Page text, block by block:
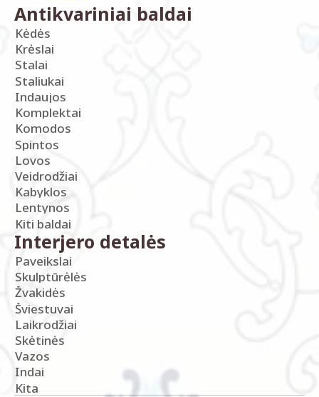
Antikvariniai baldai
Kėdės
Krėslai
Stalai
Staliukai
Indaujos
Komplektai
Komodos
Spintos
Lovos
Veidrodžiai
Kabyklos
Lentynos
Kiti baldai
Interjero detalės
Paveikslai
Skulptūrėlės
Žvakidės
Šviestuvai
Laikrodžiai
Skėtinės
Vazos
Indai
Kita